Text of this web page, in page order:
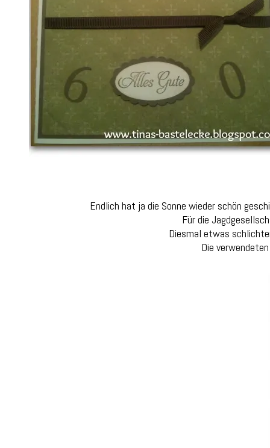
Endlich hat ja die Sonne wieder schön
Für die
Diesmal etwas
Die